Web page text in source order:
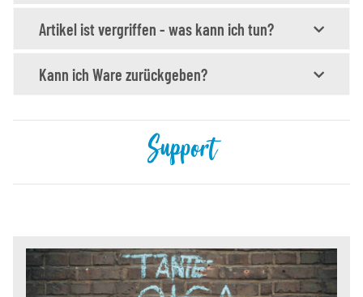
Artikel ist vergriffen - was kann ich tun?
Kann ich Ware zurückgeben?
Support